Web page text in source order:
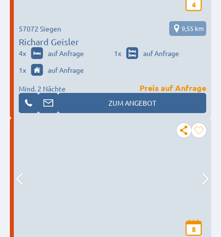
4
Richard Geisler
57072 Siegen 9,55 km
4x auf Anfrage 1x
auf Anfrage
1x auf Anfrage
Mind. 2 Nächte
Preis auf Anfrage
ZUM ANGEBOT
8